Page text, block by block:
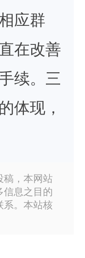
应群
在改善
续。三
体现，
这个问
城市都
稿，本网站
信息之目的
系。本站核